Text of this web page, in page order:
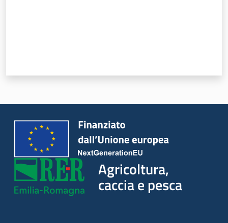
Novità
Servizi
Leggi atti bandi
Agricoltura,
caccia e pesca